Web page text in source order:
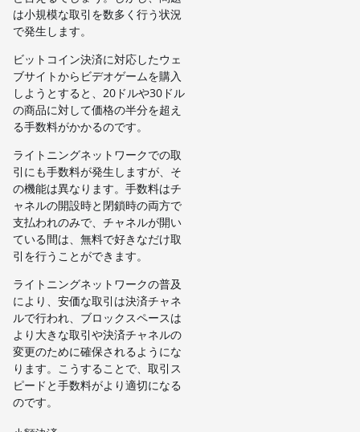
は小規模な取引を数多く行う状況
で発生します。
ビットコイン決済に対応したウェ
ブサイトからビデオゲームを購入
しようとすると、20ドルや30ドル
の商品に対して価格の半分を超え
る手数料がかかるのです。
ライトニングネットワークでの取
引にも手数料が発生しますが、そ
の機能は異なります。手数料はチ
ャネルの開設時と閉鎖時の両方で
支払われのみで、チャネルが開い
ている間は、無料で好きなだけ取
引を行うことができます。
ライトニングネットワークの普及
により、安価な取引は決済チャネ
ルで行われ、ブロックスペースは
より大きな取引や決済チャネルの
変更のために確保されるようにな
ります。こうすることで、取引ス
ピードと手数料がより適切になる
のです。